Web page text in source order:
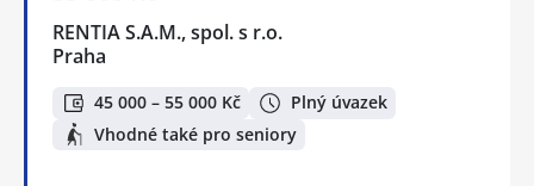
RENTIA S.A.M., spol. s r.o.
Praha
45 000 – 55 000 Kč
Plný úvazek
Vhodné také pro seniory